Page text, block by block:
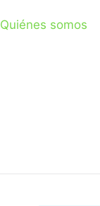
Quiénes somos